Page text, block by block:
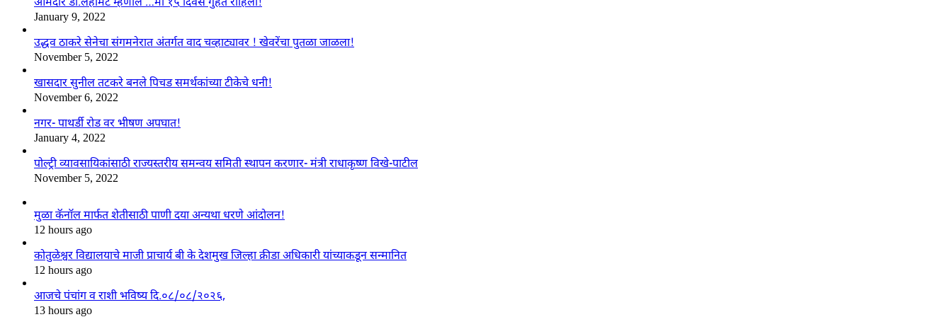
आमदार डॉ.लहामटे म्हणाले …मी १५ दिवस गुहेत राहिलो!
January 9, 2022
उद्धव ठाकरे सेनेचा संगमनेरात अंतर्गत वाद चव्हाट्यावर ! खेवरेंचा पुतळा जाळला!
November 5, 2022
खासदार सुनील तटकरे बनले पिचड समर्थकांच्या टीकेचे धनी!
November 6, 2022
नगर- पाथर्डी रोड वर भीषण अपघात!
January 4, 2022
पोल्ट्री व्यावसायिकांसाठी राज्यस्तरीय समन्वय समिती स्थापन करणार- मंत्री राधाकृष्ण विखे-पाटील
November 5, 2022
मुळा कॅनॉल मार्फत शेतीसाठी पाणी दया अन्यथा धरणे आंदोलन!
12 hours ago
कोतुळेश्वर विद्यालयाचे माजी प्राचार्य बी के देशमुख जिल्हा क्रीडा अधिकारी यांच्याकडून सन्मानित
12 hours ago
आजचे पंचांग व राशी भविष्य दि.०८/०८/२०२६,
13 hours ago